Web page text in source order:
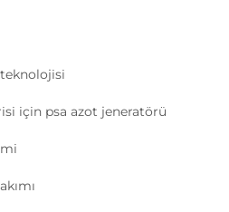
için psa azot jeneratörü